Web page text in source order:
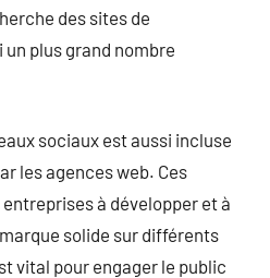
des sites de
plus grand nombre
sociaux est aussi incluse
les agences web. Ces
à développer et à
solide sur différents
vital pour engager le public